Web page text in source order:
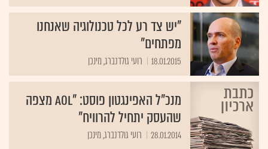
"יש צד רע לכל טכנולוגיה שאנחנו
מפתחים"
18.01.2015 רועי גולדנברג, מינכן
מנכ"ל האפינגטון פוסט: "AOL מצפה
שהעסק יתחיל להרוויח"
28.01.2014 רועי גולדנברג, מינכן